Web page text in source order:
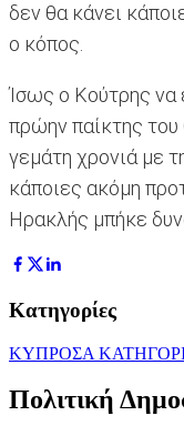
δεν θα κάνει
ο κόπος.
Ίσως ο Κούτρης να
πρώην παίκτης του
γεμάτη χρονιά με
κάποιες ακόμη
Ηρακλής μπήκε
Κατηγορίες
ΚΥΠΡΟΣΑ
Πολιτική